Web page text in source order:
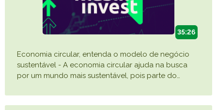
35:26
Economia circular, entenda o modelo de negócio
sustentável - A economia circular ajuda na busca
por um mundo mais sustentável, pois parte do…